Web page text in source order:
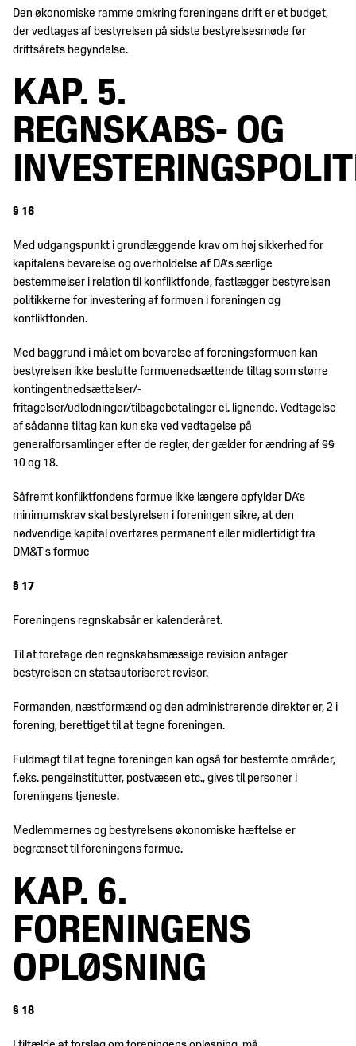
Den økonomiske ramme omkring foreningens drift er et budget,
der vedtages af bestyrelsen på sidste bestyrelsesmøde før
driftsårets begyndelse.
KAP. 5.
REGNSKABS- OG
§ 16
Med udgangspunkt i grundlæggende krav om høj sikkerhed for
kapitalens bevarelse og overholdelse af DA’s særlige
bestemmelser i relation til konfliktfonde, fastlægger bestyrelsen
politikkerne for investering af formuen i foreningen og
konfliktfonden.
Med baggrund i målet om bevarelse af foreningsformuen kan
bestyrelsen ikke beslutte formuenedsættende tiltag som større
kontingentnedsættelser/-
fritagelser/udlodninger/tilbagebetalinger el. lignende. Vedtagelse
af sådanne tiltag kan kun ske ved vedtagelse på
generalforsamlinger efter de regler, der gælder for ændring af §§
10 og 18.
Såfremt konfliktfondens formue ikke længere opfylder DA’s
minimumskrav skal bestyrelsen i foreningen sikre, at den
nødvendige kapital overføres permanent eller midlertidigt fra
DM&T's formue
§ 17
Foreningens regnskabsår er kalenderåret.
Til at foretage den regnskabsmæssige revision antager
bestyrelsen en statsautoriseret revisor.
Formanden, næstformænd og den administrerende direktør er, 2 i
forening, berettiget til at tegne foreningen.
Fuldmagt til at tegne foreningen kan også for bestemte områder,
f.eks. pengeinstitutter, postvæsen etc., gives til personer i
foreningens tjeneste.
Medlemmernes og bestyrelsens økonomiske hæftelse er
begrænset til foreningens formue.
KAP. 6.
FORENINGENS
OPLØSNING
§ 18